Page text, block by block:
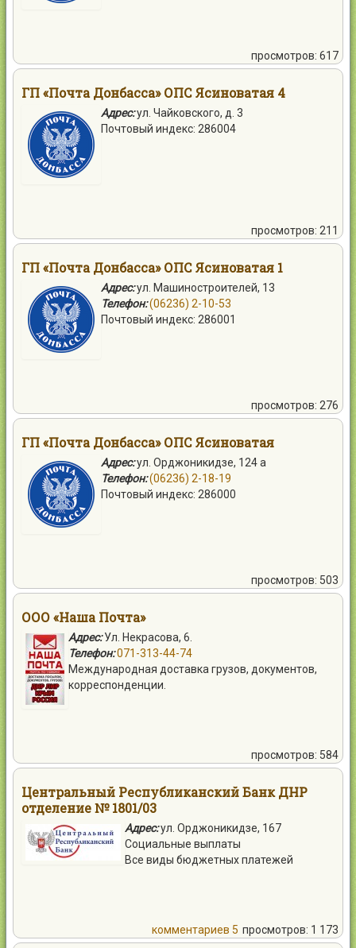
просмотров: 617
ГП «Почта Донбасса» ОПС Ясиноватая 4
Адрес:ул. Чайковского, д. 3
Почтовый индекс: 286004
просмотров: 211
ГП «Почта Донбасса» ОПС Ясиноватая 1
Адрес:ул. Машиностроителей, 13
Телефон:(06236) 2-10-53
Почтовый индекс: 286001
просмотров: 276
ГП «Почта Донбасса» ОПС Ясиноватая
Адрес:ул. Орджоникидзе, 124 а
Телефон:(06236) 2-18-19
Почтовый индекс: 286000
просмотров: 503
ООО «Наша Почта»
Адрес: Ул. Некрасова, 6.
Телефон:071-313-44-74
Международная доставка грузов, документов,
корреспонденции.
просмотров: 584
Центральный Республиканский Банк ДНР
отделение № 1801/03
Адрес:ул. Орджоникидзе, 167
Социальные выплаты
Все виды бюджетных платежей
просмотров: 1 173
комментариев 5